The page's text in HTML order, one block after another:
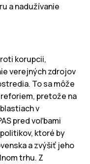
a nadužívanie
korupcii,
verejných zdrojov
To sa môže
pretože na
v
pred voľbami
ktoré by
a zvýšiť jeho
trhu. Z